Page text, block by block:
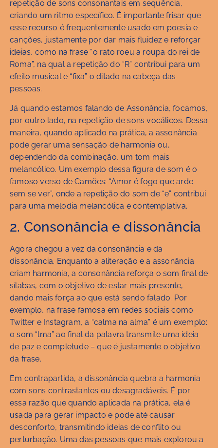
repetição de sons consonantais em sequência,
criando um ritmo específico. É importante frisar que
esse recurso é frequentemente usado em poesia e
canções, justamente por dar mais fluidez e reforçar
ideias, como na frase “o rato roeu a roupa do rei de
Roma”, na qual a repetição do “R” contribui para um
efeito musical e “fixa” o ditado na cabeça das
pessoas.
Já quando estamos falando de Assonância, focamos,
por outro lado, na repetição de sons vocálicos. Dessa
maneira, quando aplicado na prática, a assonância
pode gerar uma sensação de harmonia ou,
dependendo da combinação, um tom mais
melancólico. Um exemplo dessa figura de som é o
famoso verso de Camões: “Amor é fogo que arde
sem se ver”, onde a repetição do som de “e” contribui
para uma melodia melancólica e contemplativa.
2. Consonância e dissonância
Agora chegou a vez da consonância e da
dissonância. Enquanto a aliteração e a assonância
criam harmonia, a consonância reforça o som final de
sílabas, com o objetivo de estar mais presente,
dando mais força ao que está sendo falado. Por
exemplo, na frase famosa em redes sociais como
Twitter e Instagram, a “calma na alma” é um exemplo:
o som “lma” ao final da palavra transmite uma ideia
de paz e completude – que é justamente o objetivo
da frase.
Em contrapartida, a dissonância quebra a harmonia
com sons contrastantes ou desagradáveis. É por
essa razão que quando aplicada na prática, ela é
usada para gerar impacto e pode até causar
desconforto, transmitindo ideias de conflito ou
perturbação. Uma das pessoas que mais explorou a